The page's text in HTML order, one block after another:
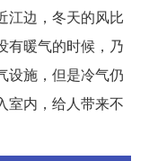
江边，冬天的风比
有暖气的时候，乃
设施，但是冷气仍
室内，给人带来不